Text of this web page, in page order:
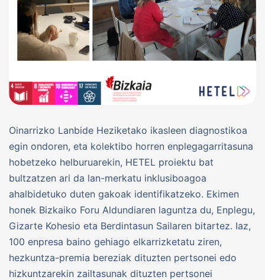
Oinarrizko Lanbide Heziketako ikasleen diagnostikoa
egin ondoren, eta kolektibo horren enplegagarritasuna
hobetzeko helburuarekin, HETEL proiektu bat
bultzatzen ari da lan-merkatu inklusiboagoa
ahalbidetuko duten gakoak identifikatzeko. Ekimen
honek Bizkaiko Foru Aldundiaren laguntza du, Enplegu,
Gizarte Kohesio eta Berdintasun Sailaren bitartez. Iaz,
100 enpresa baino gehiago elkarrizketatu ziren,
hezkuntza-premia bereziak dituzten pertsonei edo
hizkuntzarekin zailtasunak dituzten pertsonei